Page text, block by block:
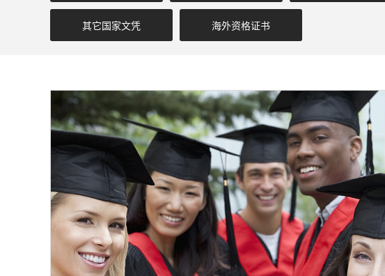
其它国家文凭 海外资格证书